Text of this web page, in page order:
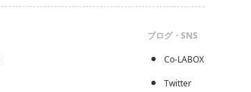
ブログ・SNS
Co-LABOX
Twitter